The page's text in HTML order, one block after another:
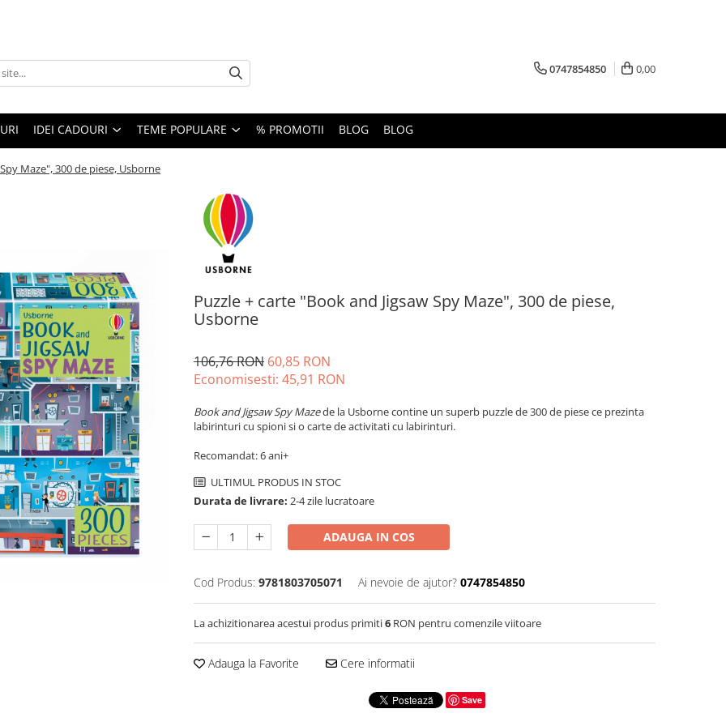
0747854850 0,00
IDEI CADOURI TEME POPULARE % PROMOTII BLOG BLOG
Maze", 300 de piese, Usborne
Puzzle + carte "Book and Jigsaw Spy Maze", 300 de piese,
Usborne
106,76 RON 60,85 RON
Economisesti: 45,91 RON
Book and Jigsaw Spy Mazede la Usborne contine un superb puzzle de 300 de piese ce prezinta
labirinturi cu spioni si o carte de activitati cu labirinturi.
Recomandat: 6 ani+
ULTIMUL PRODUS IN STOC
Durata de livrare: 2-4 zile lucratoare
ADAUGA IN COS
Cod Produs: 9781803705071 Ai nevoie de ajutor? 0747854850
La achizitionarea acestui produs primiti6 RON pentru comenzile viitoare
Adauga la Favorite Cere informatii
Save